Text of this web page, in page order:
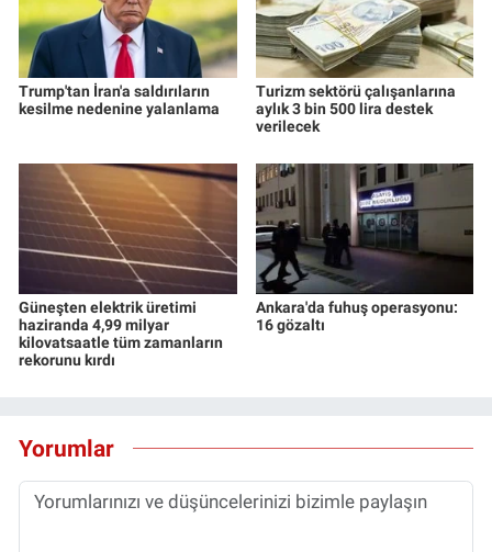
Trump'tan İran'a saldırıların
kesilme nedenine yalanlama
Turizm sektörü çalışanlarına
aylık 3 bin 500 lira destek
verilecek
Güneşten elektrik üretimi
haziranda 4,99 milyar
kilovatsaatle tüm zamanların
rekorunu kırdı
Ankara'da fuhuş operasyonu:
16 gözaltı
Yorumlar